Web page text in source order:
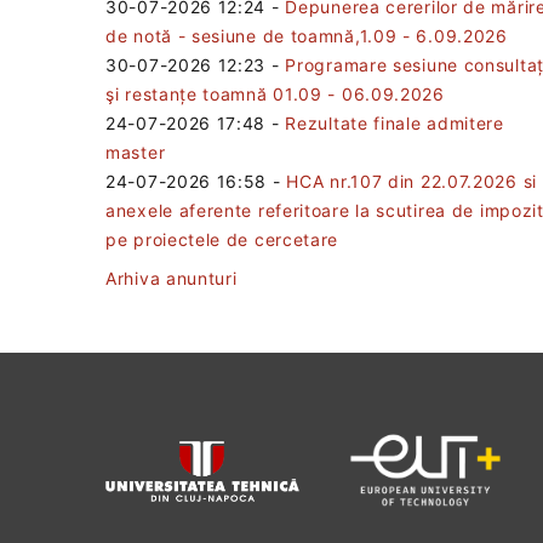
30-07-2026 12:24 - Depunerea cererilor de
de notă - sesiune de toamnă,1.09 - 6.09.2026
30-07-2026 12:23 - Programare sesiune
şi restanțe toamnă 01.09 - 06.09.2026
24-07-2026 17:48 - Rezultate finale admitere
master
24-07-2026 16:58 - HCA nr.107 din 22.07.2026 si
anexele aferente referitoare la scutirea de impozit
pe proiectele de cercetare
Arhiva anunturi